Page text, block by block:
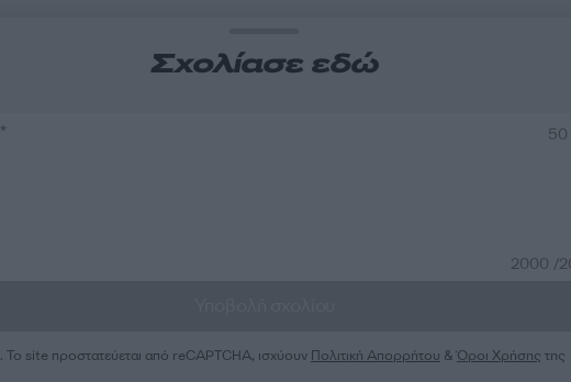
Σχολίασε εδώ
2000 /
. Το site προστατεύεται από reCAPTCHA, ισχύουν Πολιτική Απορρήτου &Όροι Χρήσης της